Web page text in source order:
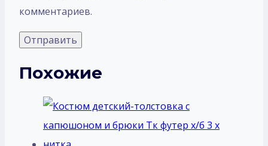
комментариев.
Похожие